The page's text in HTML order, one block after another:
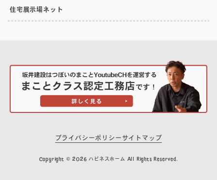
住宅展示場ネット
プライバシーポリシーサイトマップ
Copyright © 2026 ハピネスホーム All Rights Reserved.